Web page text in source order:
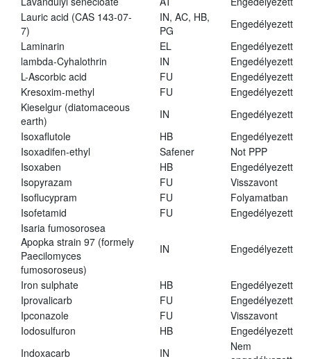
Lauric acid (CAS 143-07-
7)
IN, AC, HB,
PG
Engedélyezett
Laminarin
EL
Engedélyezett
lambda-Cyhalothrin
IN
Engedélyezett
L-Ascorbic acid
FU
Engedélyezett
Kresoxim-methyl
FU
Engedélyezett
Kieselgur (diatomaceous
earth)
IN
Engedélyezett
Isoxaflutole
HB
Engedélyezett
Isoxadifen-ethyl
Safener
Not PPP
Isoxaben
HB
Engedélyezett
Isopyrazam
FU
Visszavont
Isoflucypram
FU
Folyamatban
Isofetamid
FU
Engedélyezett
Isaria fumosorosea
Apopka strain 97 (formely
Paecilomyces
fumosoroseus)
IN Engedélyezett
Iron sulphate HB
Engedélyezett
Iprovalicarb
FU
Engedélyezett
Ipconazole
FU
Visszavont
Iodosulfuron
HB
Engedélyezett
Indoxacarb
IN
Nem